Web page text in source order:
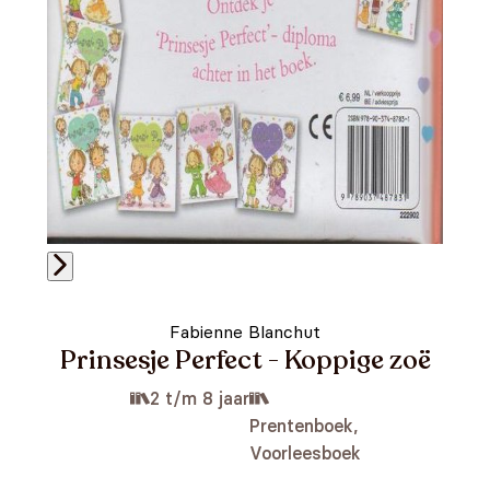
Fabienne Blanchut
Prinsesje Perfect - Koppige zoë
2 t/m 8 jaar
Prentenboek,
Voorleesboek